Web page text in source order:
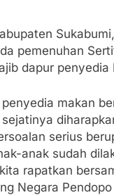
Polda Jabar
Juli 20, 2024
Kejaksaan
Diduga Kuat
Juli 19, 2024
Sambut Tahun
Juli 19, 2024
Selisih APBD
pemenuhan
dapur penyedia
makan
serius
anak sudah
rapatkan
Negara